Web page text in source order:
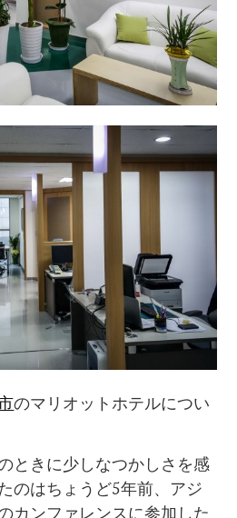
のマリオットホテルについ
ときに少しなつかしさを感
のはちょうど5年前、アジ
カンファレンスに参加した